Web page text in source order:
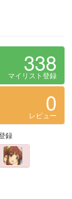
338
マイリスト登録
0
レビュー
録